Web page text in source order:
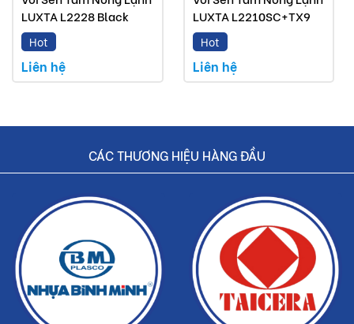
Dịch vụ nhanh chóng, tiết kiệm thời gian và tiền bạc
cho khách hàng.
LUXTA L2228 Black
Hot
Liên hệ
LUXTA L2210SC+TX9
Hot
Liên hệ
CÁC THƯƠNG HIỆU HÀNG ĐẦU